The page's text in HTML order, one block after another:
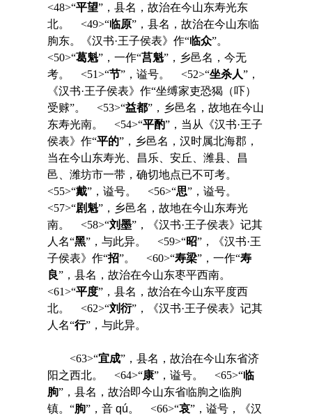
<48>“平望”，县名，故治在今山东寿光东
北。 <49>“临原”，县名，故治在今山东临
朐东。《汉书·王子侯表》作“临众”。
<50>“葛魁”，一作“莒魁”，乡邑名，今无
考。 <51>“节”，谥号。 <52>“坐杀人”，
《汉书·王子侯表》作“坐缚家吏恐猲（吓）
受赇”。 <53>“益都”，乡邑名，故地在今山
东寿光南。 <54>“平酌”，当从《汉书·王子
侯表》作“平的”，乡邑名，汉时属北海郡，
当在今山东寿光、昌乐、安丘、潍县、昌
邑、潍坊市一带，确切地点已不可考。
<55>“戴”，谥号。 <56>“思”，谥号。
<57>“剧魁”，乡邑名，故地在今山东寿光
南。 <58>“刘墨”，《汉书·王子侯表》记其
人名“黑”，与此异。 <59>“昭”，《汉书·王
子侯表》作“招”。 <60>“寿梁”，一作“寿
良”，县名，故治在今山东枣平西南。
<61>“平度”，县名，故治在今山东平度西
北。 <62>“刘衍”，《汉书·王子侯表》记其
人名“行”，与此异。
<63>“宜成”，县名，故治在今山东省济
阳之西北。 <64>“康”，谥号。 <65>“临
朐”，县名，故治即今山东省临朐之临朐
镇。“朐”，音 qú。 <66>“哀”，谥号，《汉